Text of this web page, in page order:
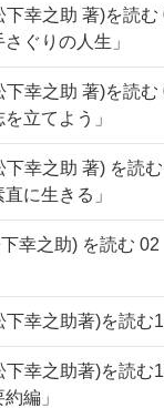
下幸之助 著)を読
ぐりの人生」
下幸之助 著)を読
立てよう」
下幸之助 著) を読
に生きる」
下幸之助) を読む
下幸之助著)を読む
下幸之助著)を読む
編」